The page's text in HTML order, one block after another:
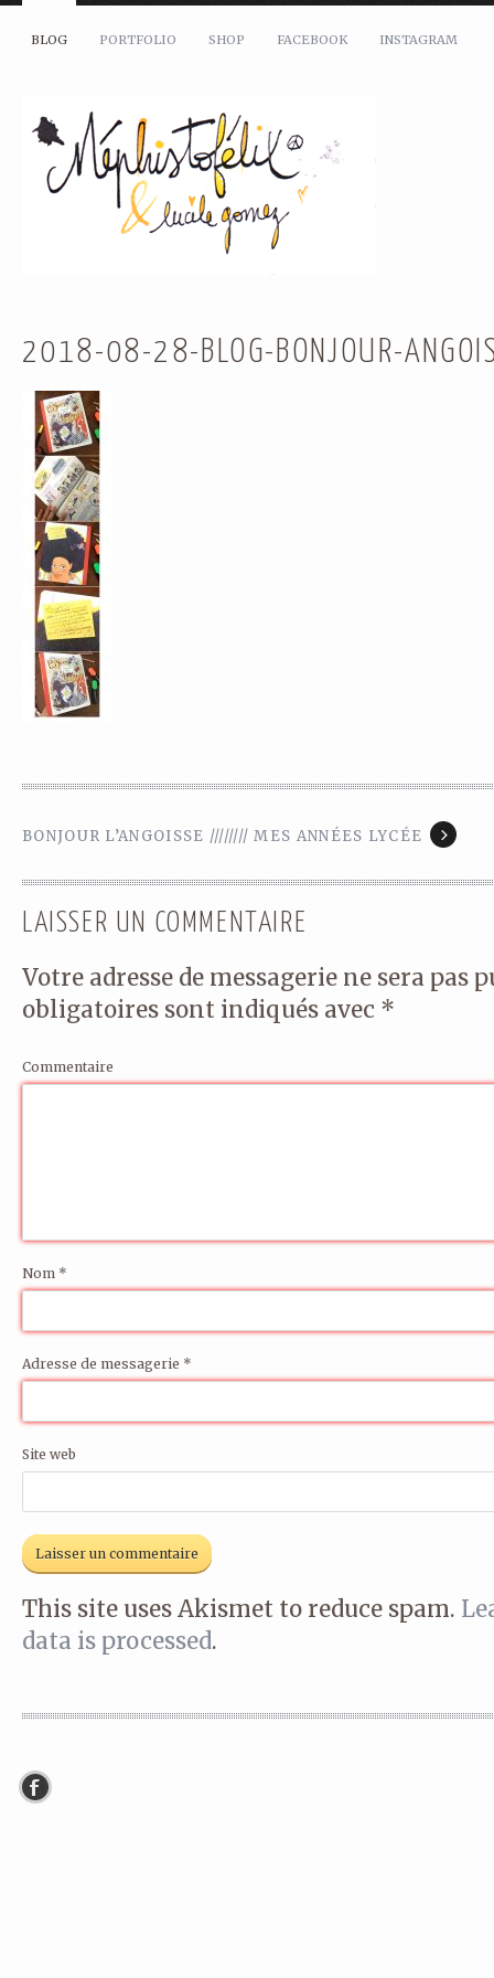
BLOG PORTFOLIO SHOP FACEBOOK INSTAGRAM
2018-08-28-BLOG-BONJOUR-
BONJOUR L’ANGOISSE //////// MES ANNÉES LYCÉE
LAISSER UN COMMENTAIRE
Votre adresse de messagerie ne sera pas
obligatoires sont indiqués avec *
Commentaire
Nom *
Adresse de messagerie *
Site web
This site uses Akismet to reduce spam.
data is processed.